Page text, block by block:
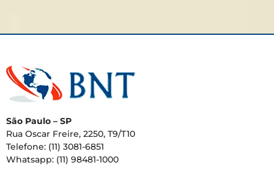
São Paulo – SP
Rua Oscar Freire, 2250, T9/T10
Telefone: (11) 3081-6851
Whatsapp: (11) 98481-1000